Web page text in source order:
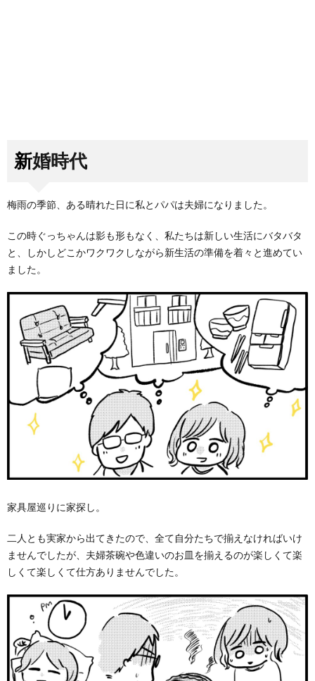
新婚時代
梅雨の季節、ある晴れた日に私とパパは夫婦になりました。
この時ぐっちゃんは影も形もなく、私たちは新しい生活にバタバタ
と、しかしどこかワクワクしながら新生活の準備を着々と進めてい
ました。
家具屋巡りに家探し。
二人とも実家から出てきたので、全て自分たちで揃えなければいけ
ませんでしたが、夫婦茶碗や色違いのお皿を揃えるのが楽しくて楽
しくて楽しくて仕方ありませんでした。